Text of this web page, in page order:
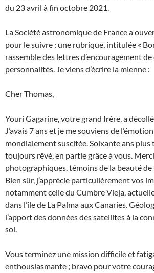
du 23 avril à fin octobre 2021.
La Société astronomique de France a
pour le suivre : une rubrique, intitulée «
rassemble des lettres d’encouragement
personnalités. Je viens d’écrire la mienne :
Cher Thomas,
Youri Gagarine, votre grand frère, a
J’avais 7 ans et je me souviens de
mondialement suscitée. Soixante ans plus
toujours rêvé, en partie grâce à vous.
photographiques, témoins de la beauté
Bien sûr, j’apprécie particulièrement vos
notamment celle du Cumbre Vieja,
dans l’île de La Palma aux Canaries.
l’apport des données des satellites à la
sol.
Vous terminez une mission difficile et
enthousiasmante ; bravo pour votre